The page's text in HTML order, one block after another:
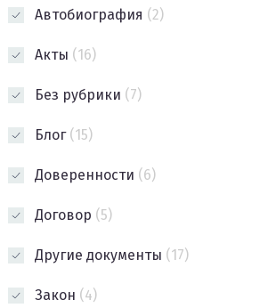
Автобиография (2)
Акты (16)
Без рубрики (7)
Блог(15)
Доверенности (6)
Договор (5)
Другие документы (17)
Закон (4)